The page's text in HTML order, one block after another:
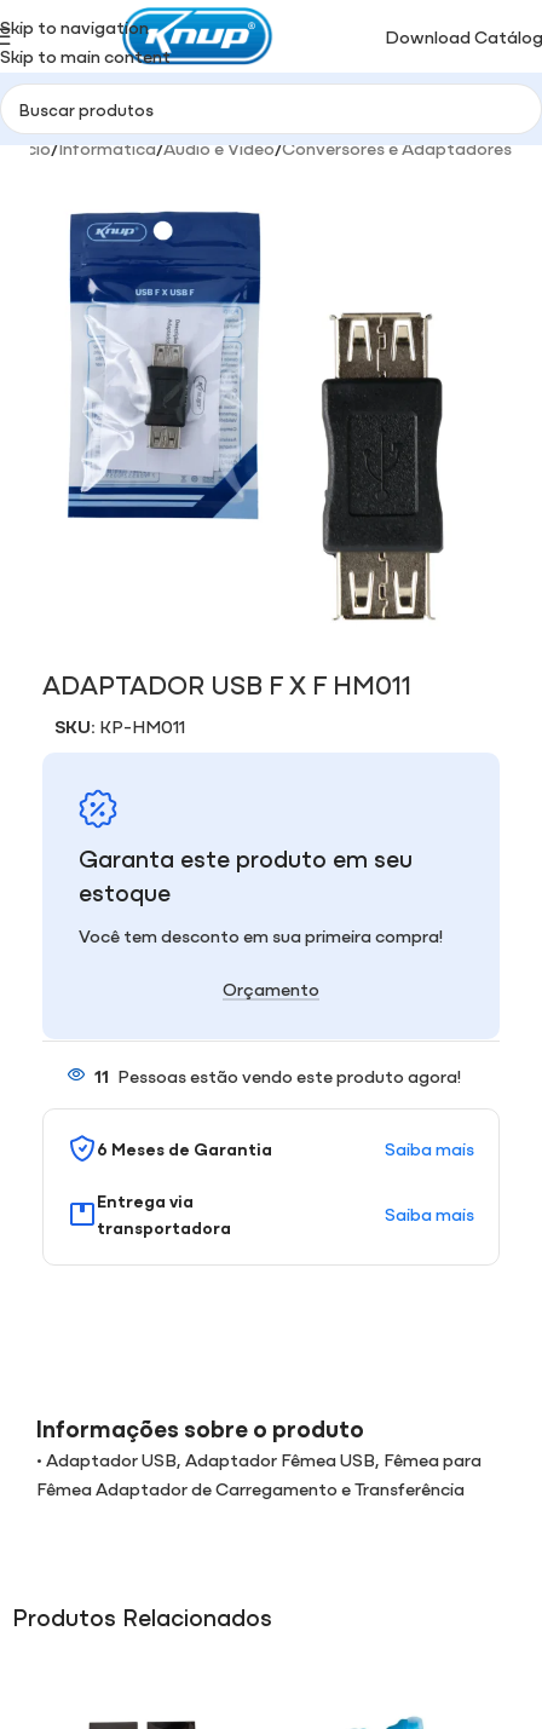
Skip to navigation
Skip to main content
Download
Início/Informática/Audio e Video/Conversores e Adaptadores
ADAPTADOR USB F X F HM011
SKU: KP-HM011
Garanta este produto em seu
estoque
Você tem desconto em sua primeira compra!
Orçamento
11 Pessoas estão vendo este produto agora!
6 Meses de Garantia Saiba mais
Entrega via
transportadora
Saiba mais
Informações sobre o produto
• Adaptador USB, Adaptador Fêmea USB, Fêmea para
Fêmea Adaptador de Carregamento e Transferência
Produtos Relacionados